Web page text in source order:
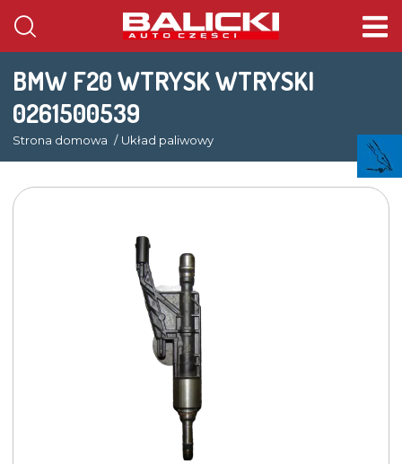
BMW F20 WTRYSK WTRYSKI
0261500539
Strona domowa Układ paliwowy